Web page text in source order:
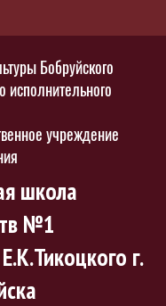
Бобруйского
исполнительного
учреждение
школа
№1
г.